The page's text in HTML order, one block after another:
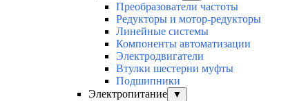
Преобразователи частоты
Редукторы и мотор-редукторы
Линейные системы
Компоненты автоматизации
Электродвигатели
Втулки шестерни муфты
Подшипники
Электропитание
▼